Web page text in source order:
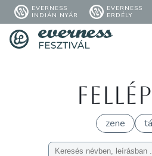
EVERNESS
INDIÁN NYÁR
EVERNESS
ERDÉLY
zene